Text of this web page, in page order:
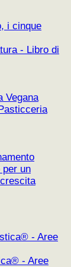
i cinque
- Libro di
per un
- Aree